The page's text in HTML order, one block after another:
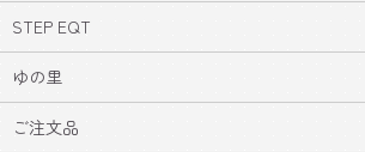
STEP EQT
ゆの里
ご注文品